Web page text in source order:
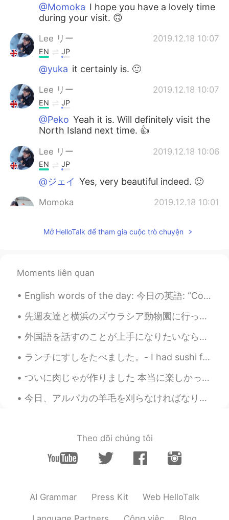
@Momoka I hope you have a lovely time
during your visit. 🙃
Lee リー 2019.12.18 10:07
EN JP
@yuka it certainly is. 🙂
Lee リー 2019.12.18 10:07
EN JP
@Peko Yeah it is. Will definitely visit the
North Island next time. 👍
Lee リー 2019.12.18 10:06
EN JP
@ジェイ Yes, very beautiful indeed. 🙂
Momoka 2019.12.18 10:01
I’m gonna go to NZ next year. I’m getting
yuka
JP EN
@Lee リーI know 😊 the glacier looks
visit to north island next time if you have
Yes, correct. I took a road trip
from Christchurch down to Milford
Sounds. NZ is truly beautiful.
JP EN
Mở HelloTalk để tham gia cuộc trò chuyện
Moments liên quan
English words of the day: 今日の英語: “Cool”はカッコいいのイメージが強いですが、「へー、そうなんや」という時に “oh cool”と言えます！なのでこれを読んだ...
先週友達と横浜のズウラシア動物園に行った。 台風があったりたくさん雨がふったり他の動物園の訪問者を一日中10人しか見ませんでした。🌧️🌧️🌧️🌩️🌧️ 本当に濡れた、でも動物とプライベートな時間...
外国語を話すのことが上手になりたいなら、毎日話すの練習する必要があります 😊 私は毎日話すの練習し始めるの時は、日本語がちょっと上手に話せようになりました。間違えるとイライラしますが、諦めないで...
ランチにすしをたべました。- I had sushi for lunch. I completed a big grocery shopping trip and rewarded mysel...
ついに肉じゃが作りました 本当に楽しかったので、これからも新しいレシピを学びたいです！✨😐✨ へロートークの友達が私にいくつかの素晴らしいアドバイスをくれました！ ちなみに、好きなレシピはあ...
今日、アルパカの羊毛を刈らなければなりませんでした。いつも長い時間をかかりますそして今はとても疲れます😴アルパカは本当強さですよ。一時、アルパカは私の足の間に行ったそれで私を運びました😂アルパカ...
Theo dõi chúng tôi
AI Grammar Press Kit Web HelloTalk